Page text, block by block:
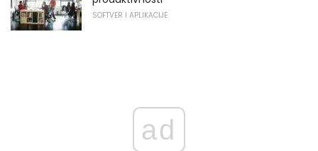
SOFTVER I APLIKACIJE
ad